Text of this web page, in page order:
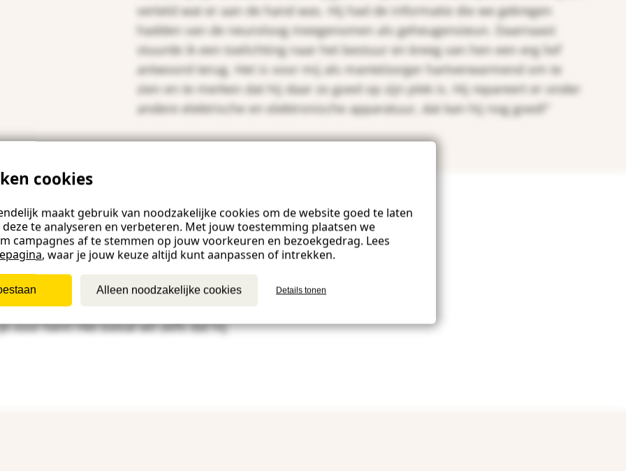
cookies
maakt gebruik van noodzakelijke cookies om de website goed te laten
te analyseren en verbeteren. Met jouw toestemming plaatsen we
campagnes af te stemmen op jouw voorkeuren en bezoekgedrag. Lees
, waar je jouw keuze altijd kunt aanpassen of intrekken.
Alleen noodzakelijke cookies Details tonen
verteld wat er aan de hand was. Hij had de informatie die we gekregen
hadden van de neuroloog meegenomen als geheugensteun. Daarnaast
stuurde ik een toelichting naar het bestuur en kreeg van hen een erg lief
antwoord terug. Het is voor mij als mantelzorger hartverwarmend om te
zien en te merken dat hij daar zo goed op zijn plek is. Hij repareert er onder
andere elektrische en elektronische apparatuur, dat kan hij nog goed!”
zijn natuurlijk niet opgeleid om
om hem ‘aan boord’ te houden”, zegt
thuis daar en kan hij nog gewoon
voor hem! Het toeval wil zelfs dat hij